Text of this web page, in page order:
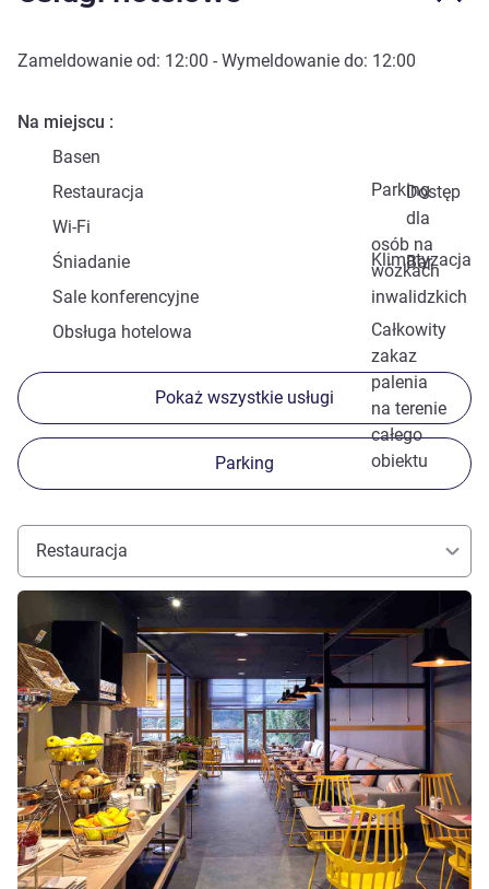
Zameldowanie od: 12:00 - Wymeldowanie do: 12:00
Na miejscu
Basen
Parking
Restauracja
Dostęp
dla
osób na
wózkach
inwalidzkich
Wi-Fi
Klimatyzacja
Śniadanie
Bar
Sale konferencyjne
Całkowity
zakaz
palenia
na terenie
całego
obiektu
Obsługa hotelowa
Pokaż wszystkie usługi
Parking
Restauracja
Pokaż szczegóły